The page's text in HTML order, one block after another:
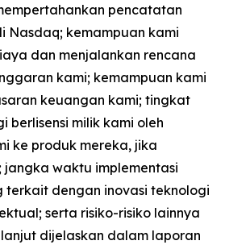
pencatatan
Nasdaq; kemampuan kami
dan menjalankan rencana
kami; kemampuan kami
keuangan kami; tingkat
berlisensi milik kami oleh
ke produk mereka, jika
waktu implementasi
terkait dengan inovasi teknologi
serta risiko-risiko lainnya
dijelaskan dalam laporan